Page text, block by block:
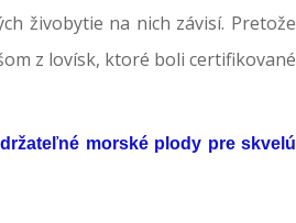
živobytie na nich závisí. Pretože
z lovísk, ktoré boli certifikované
morské plody pre skvelú